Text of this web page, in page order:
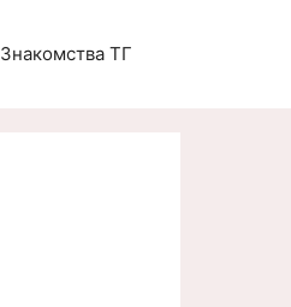
Знакомства ТГ